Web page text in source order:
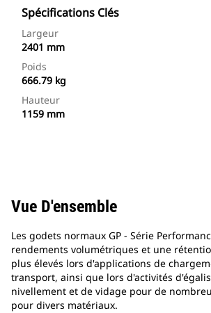
Spécifications Clés
Largeur
2401 mm
Poids
666.79 kg
Hauteur
1159 mm
Vue D'ensemble
Les godets normaux GP - Série
rendements volumétriques et une
plus élevés lors d'applications de
transport, ainsi que lors d'activités
nivellement et de vidage pour de
pour divers matériaux.